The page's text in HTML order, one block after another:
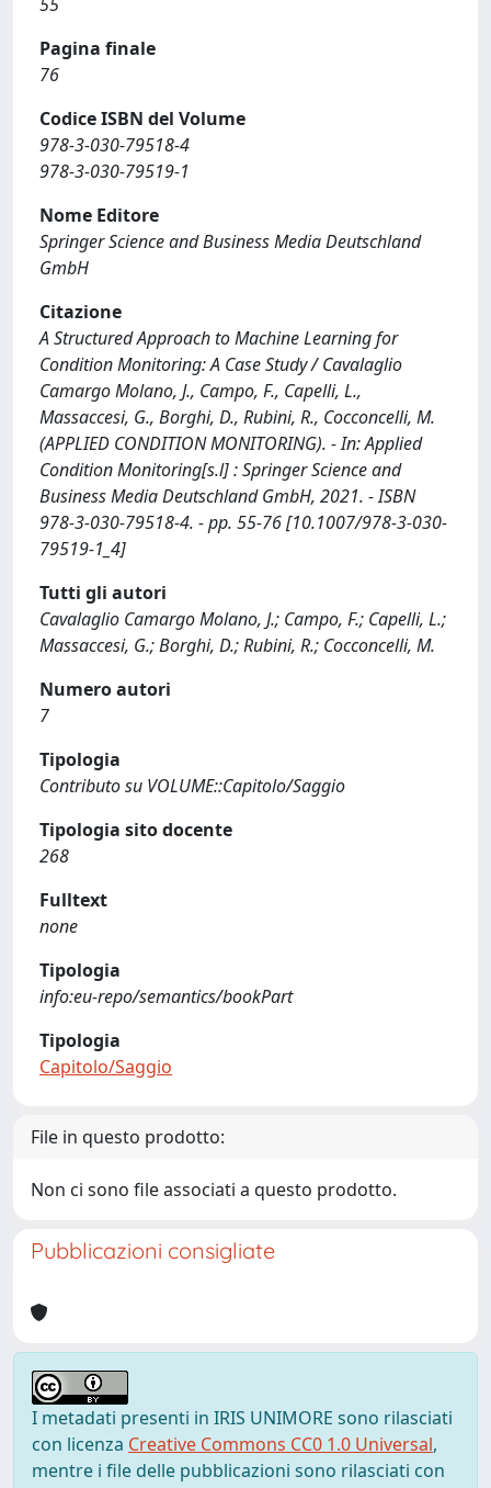
Pagina finale
76
Codice ISBN del Volume
978-3-030-79518-4
978-3-030-79519-1
Nome Editore
Springer Science and Business Media Deutschland
GmbH
Citazione
A Structured Approach to Machine Learning for
Condition Monitoring: A Case Study / Cavalaglio
Camargo Molano, J., Campo, F., Capelli, L.,
Massaccesi, G., Borghi, D., Rubini, R., Cocconcelli, M.
(APPLIED CONDITION MONITORING). - In: Applied
Condition Monitoring[s.l] : Springer Science and
Business Media Deutschland GmbH, 2021. - ISBN
978-3-030-79518-4. - pp. 55-76 [10.1007/978-3-030-
79519-1_4]
Tutti gli autori
Cavalaglio Camargo Molano, J.; Campo, F.; Capelli, L.;
Massaccesi, G.; Borghi, D.; Rubini, R.; Cocconcelli, M.
Numero autori
7
Tipologia
Contributo su VOLUME::Capitolo/Saggio
Tipologia sito docente
268
Fulltext
none
Tipologia
info:eu-repo/semantics/bookPart
Tipologia
Capitolo/Saggio
File in questo prodotto:
Non ci sono file associati a questo prodotto.
Pubblicazioni consigliate
I metadati presenti in IRIS UNIMORE sono rilasciati
con licenza Creative Commons CC0 1.0 Universal,
mentre i file delle pubblicazioni sono rilasciati con